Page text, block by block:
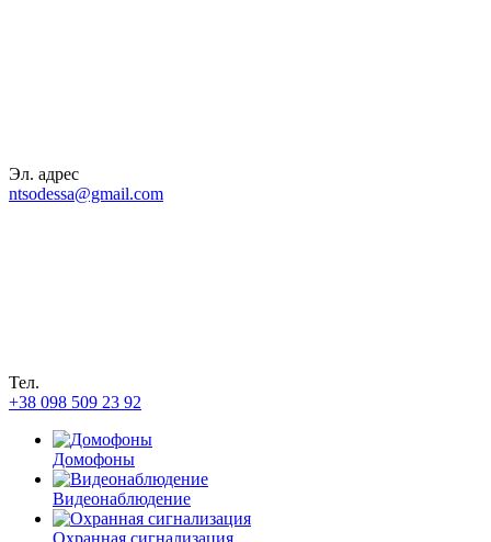
Эл. адрес
ntsodessa@gmail.com
Тел.
+38 098 509 23 92
Домофоны
Видеонаблюдение
Охранная сигнализация